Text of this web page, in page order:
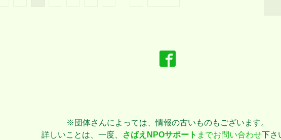
※団体さんによっては、情報の古いものもございます。
詳しいことは、一度、
さばえNPOサポート までお問い合わせ下さ